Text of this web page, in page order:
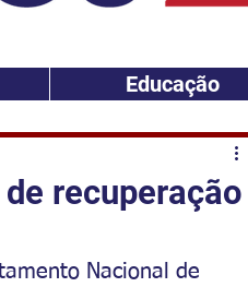
Educação
recuperação
Nacional de